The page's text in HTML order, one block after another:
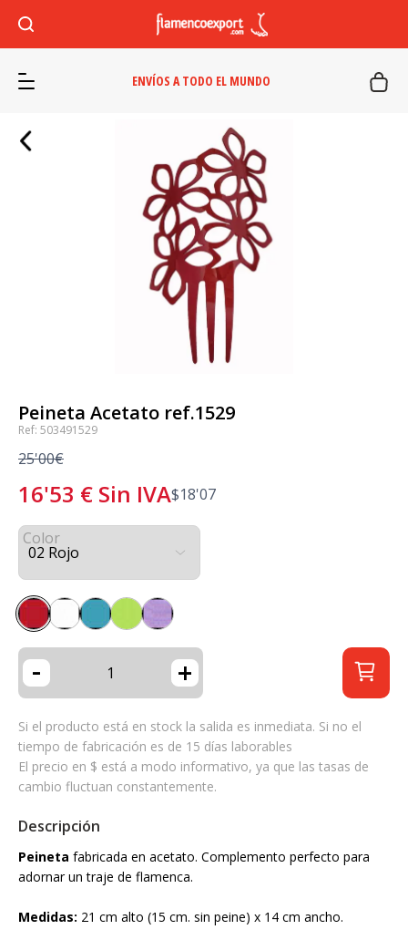
ENVÍOS A TODO EL MUNDO
Peineta Acetato ref.1529
Ref: 503491529
25'00€
16'53 € Sin IVA$18'07
Color
- +
Si el producto está en stock la salida es inmediata. Si no el
tiempo de fabricación es de 15 días laborables
El precio en $ está a modo informativo, ya que las tasas de
cambio fluctuan constantemente.
Descripción
Peineta fabricada en acetato. Complemento perfecto para
adornar un traje de flamenca.
Medidas: 21 cm alto (15 cm. sin peine) x 14 cm ancho.